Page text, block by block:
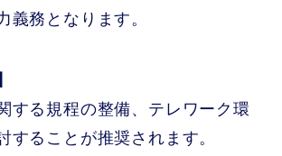
義務となります。
する規程の整備、テレワーク環
することが推奨されます。